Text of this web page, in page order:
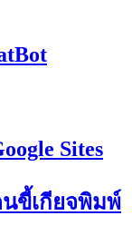
Sites
ขี้เกียจพิมพ์